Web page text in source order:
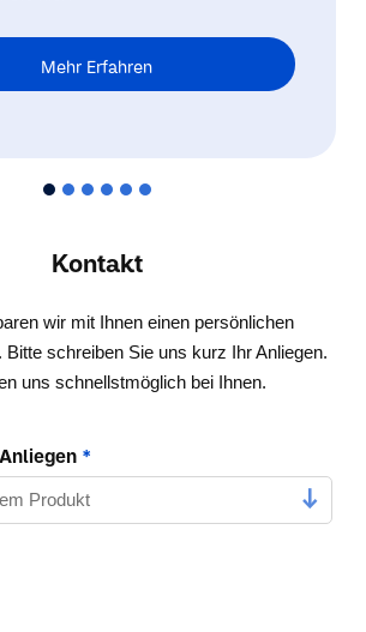
Mehr Erfahren
Kontakt
wir mit Ihnen einen persönlichen
Bitte schreiben Sie uns kurz Ihr Anliegen.
uns schnellstmöglich bei Ihnen.
*